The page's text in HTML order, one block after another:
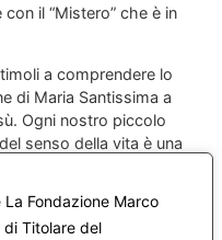
Fondazione Marco
di Titolare del
il “Mistero” che è in
a comprendere lo
di Maria Santissima a
Ogni nostro piccolo
senso della vita è una